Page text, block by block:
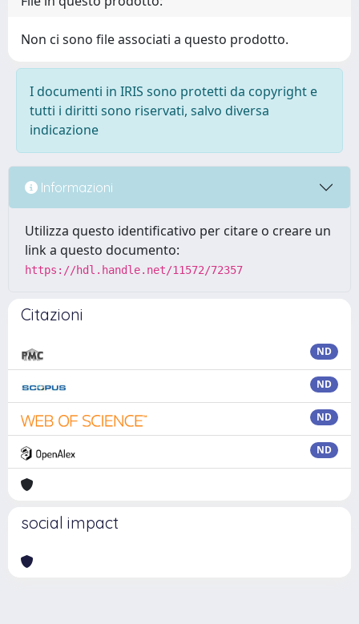
Non ci sono file associati a questo prodotto.
I documenti in IRIS sono protetti da copyright e
tutti i diritti sono riservati, salvo diversa
indicazione
Informazioni
Utilizza questo identificativo per citare o creare un
link a questo documento:
https://hdl.handle.net/11572/72357
Citazioni
ND
ND
ND
ND
social impact